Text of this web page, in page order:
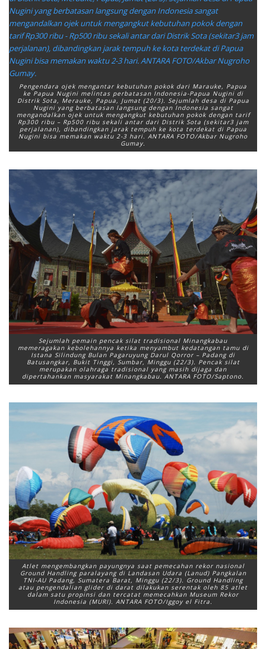
Pengendara ojek mengantar kebutuhan pokok dari Marauke, Papua
ke Papua Nugini melintas perbatasan Indonesia-Papua Nugini di
Distrik Sota, Merauke, Papua, Jumat (20/3). Sejumlah desa di Papua
Nugini yang berbatasan langsung dengan Indonesia sangat
mengandalkan ojek untuk mengangkut kebutuhan pokok dengan tarif
Rp300 ribu – Rp500 ribu sekali antar dari Distrik Sota (sekitar3 jam
perjalanan), dibandingkan jarak tempuh ke kota terdekat di Papua
Nugini bisa memakan waktu 2-3 hari. ANTARA FOTO/Akbar Nugroho
Gumay.
Sejumlah pemain pencak silat tradisional Minangkabau
memeragakan kebolehannya ketika menyambut kedatangan tamu di
Istana Silindung Bulan Pagaruyung Darul Qorror – Padang di
Batusangkar, Bukit Tinggi, Sumbar, Minggu (22/3). Pencak silat
merupakan olahraga tradisional yang masih dijaga dan
dipertahankan masyarakat Minangkabau. ANTARA FOTO/Saptono.
Atlet mengembangkan payungnya saat pemecahan rekor nasional
Ground Handling paralayang di Landasan Udara (Lanud) Pangkalan
TNI-AU Padang, Sumatera Barat, Minggu (22/3). Ground Handling
atau pengendalian glider di darat dilakukan serentak oleh 85 atlet
dalam satu propinsi dan tercatat memecahkan Museum Rekor
Indonesia (MURI). ANTARA FOTO/Iggoy el Fitra.